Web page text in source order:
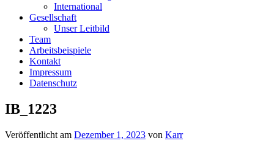
International
Gesellschaft
Unser Leitbild
Team
Arbeitsbeispiele
Kontakt
Impressum
Datenschutz
IB_1223
Veröffentlicht am Dezember 1, 2023 von Karr